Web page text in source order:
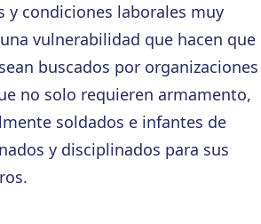
y condiciones laborales muy
vulnerabilidad que hacen que
buscados por organizaciones
no solo requieren armamento,
soldados e infantes de
y disciplinados para sus